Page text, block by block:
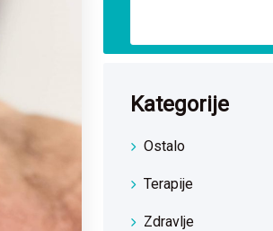
Kategorije
Ostalo
Terapije
Zdravlje